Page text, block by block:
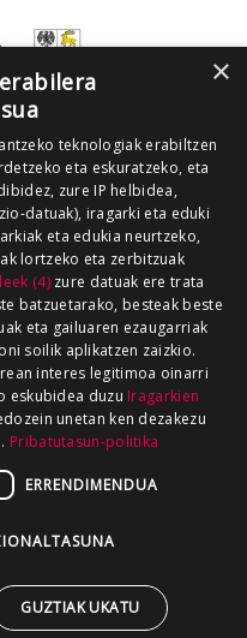
×
teknologiak erabiltzen
eta eskuratzeko, eta
zure IP helbidea,
datuak), iragarki eta eduki
eta edukia neurtzeko,
lortzeko eta zerbitzuak
(4)zure datuak ere trata
batzuetarako, besteak beste
eta gailuaren ezaugarriak
soilik aplikatzen zaizkio.
interes legitimoa oinarri
eskubidea duzu Iragarkien
unetan ken dezakezu
Pribatutasun-politika
ERRENDIMENDUA
GUZTIAK UKATU